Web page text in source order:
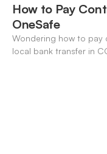
How to Pay
OneSafe
Wondering how to pay
local bank transfer in